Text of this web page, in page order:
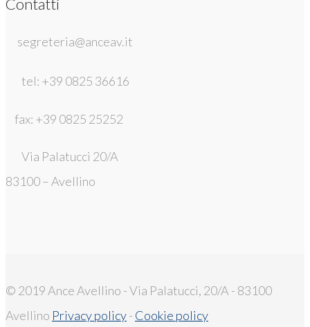
Contatti
segreteria@anceav.it
tel: +39 0825 36616
fax: +39 0825 25252
Via Palatucci 20/A
83100 – Avellino
© 2019 Ance Avellino - Via Palatucci, 20/A - 83100
Avellino Privacy policy- Cookie policy